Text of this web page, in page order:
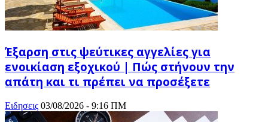
Έξαρση στις ψεύτικες αγγελίες για
ενοικίαση εξοχικού | Πώς στήνουν την
απάτη και τι πρέπει να προσέξετε
Ειδησεις 03/08/2026 - 9:16 ΠΜ